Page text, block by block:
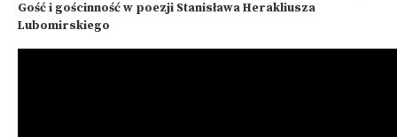
Gość i gościnność w poezji Stanisława Herakliusza
Lubomirskiego